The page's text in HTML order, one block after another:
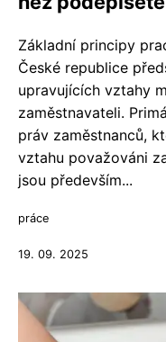
Základní principy
České republice
upravujících vztahy
zaměstnavateli.
práv zaměstnanců,
vztahu považováni
jsou především...
práce
19. 09. 2025